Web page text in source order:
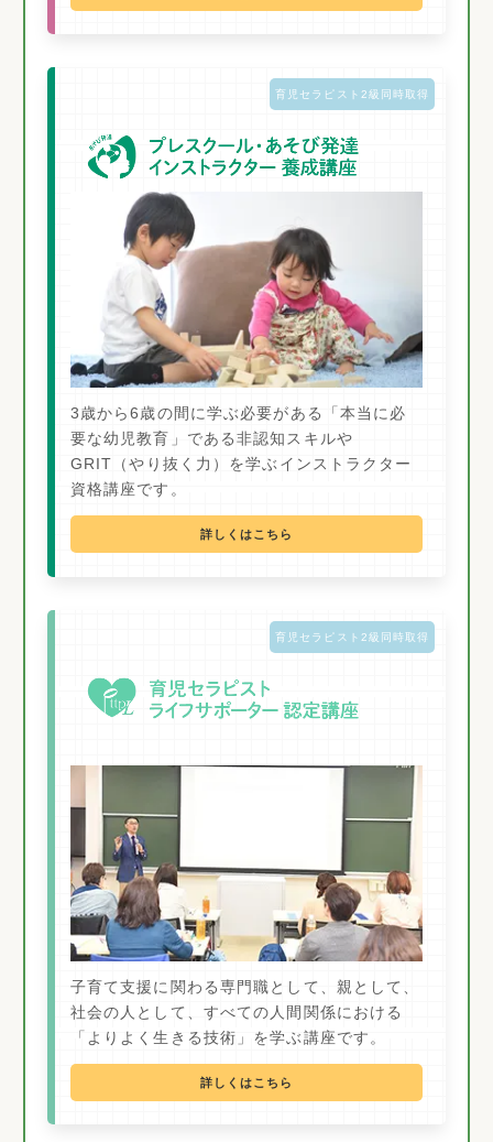
育児セラピスト2級同時取得
3歳から6歳の間に学ぶ必要がある「本当に必
要な幼児教育」である非認知スキルや
GRIT（やり抜く力）を学ぶインストラクター
資格講座です。
詳しくはこちら
育児セラピスト2級同時取得
子育て支援に関わる専門職として、親として、
社会の人として、すべての人間関係における
「よりよく生きる技術」を学ぶ講座です。
詳しくはこちら